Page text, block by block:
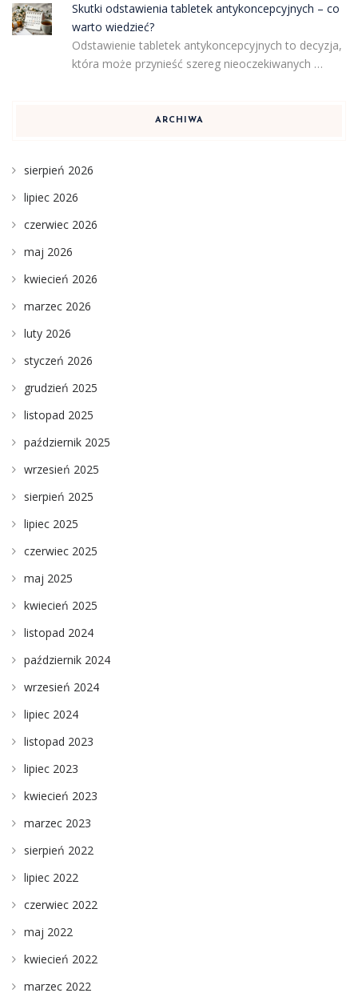
Skutki odstawienia tabletek antykoncepcyjnych – co
warto wiedzieć?
Odstawienie tabletek antykoncepcyjnych to decyzja,
która może przynieść szereg nieoczekiwanych …
ARCHIWA
sierpień 2026
lipiec 2026
czerwiec 2026
maj 2026
kwiecień 2026
marzec 2026
luty 2026
styczeń 2026
grudzień 2025
listopad 2025
październik 2025
wrzesień 2025
sierpień 2025
lipiec 2025
czerwiec 2025
maj 2025
kwiecień 2025
listopad 2024
październik 2024
wrzesień 2024
lipiec 2024
listopad 2023
lipiec 2023
kwiecień 2023
marzec 2023
sierpień 2022
lipiec 2022
czerwiec 2022
maj 2022
kwiecień 2022
marzec 2022